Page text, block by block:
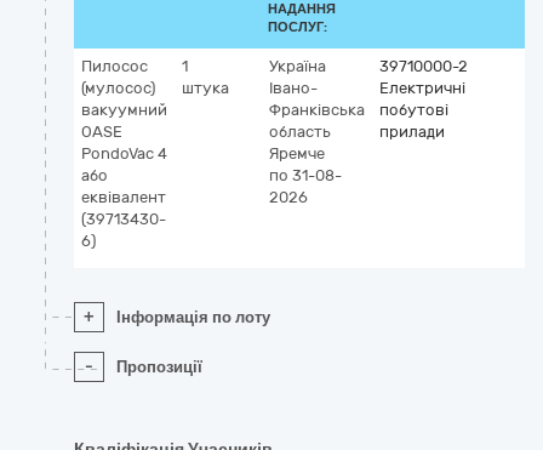
НАДАННЯ
ПОСЛУГ:
Пилосос
(мулосос)
вакуумний
OASE
PondoVac 4
або
еквівалент
(39713430-
6)
1
штука
Україна
Івано-
Франківська
область
Яремче
по 31-08-
2026
39710000-2
Електричні
побутові
прилади
+ Інформація по лоту
- Пропозиції